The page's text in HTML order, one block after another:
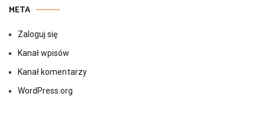
META
Zaloguj się
Kanał wpisów
Kanał komentarzy
WordPress.org